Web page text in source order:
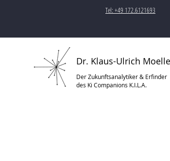
Tel: +49 172.6121693
Dr. Klaus-Ulrich
Der Zukunftsanalytiker & Erfinder
des Ki Companions K.I.L.A.